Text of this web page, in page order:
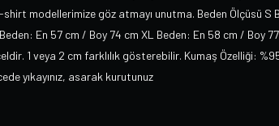
modellerimize göz atmayı unutma. Beden Ölçüsü S
En 57 cm / Boy 74 cm XL Beden: En 58 cm / Boy
1 veya 2 cm farklılık gösterebilir. Kumaş Özelliği:
yıkayınız, asarak kurutunuz